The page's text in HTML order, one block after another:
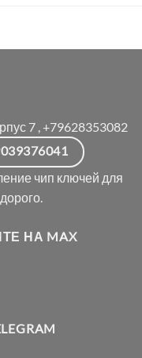
7 , +79628353082
чип ключей для
НА MAX